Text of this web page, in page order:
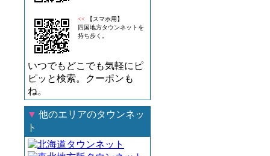
<< 【スマホ用】
四国地方タウンネットを
持ち歩く。
いつでもどこでも気軽にピ
ピッと検索。クーポンも
ね。
▼ 他のエリアのタウンネッ
ト